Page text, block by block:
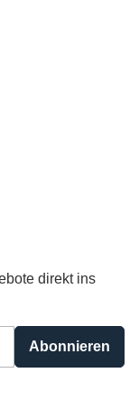
direkt ins
Abonnieren